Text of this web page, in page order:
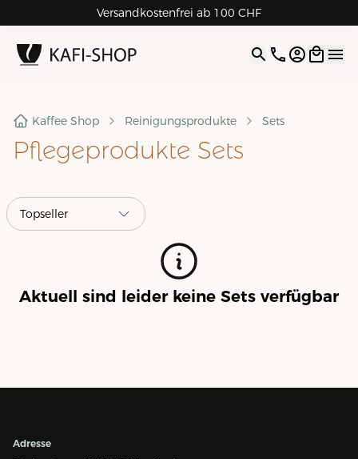
Versandkostenfrei ab 100 CHF
4.9| 5.0 Google
Open
Kaffee Shop Reinigungsprodukte Sets
Pflegeprodukte Sets
Aktuell sind leider keine Setsverfügbar
Adresse